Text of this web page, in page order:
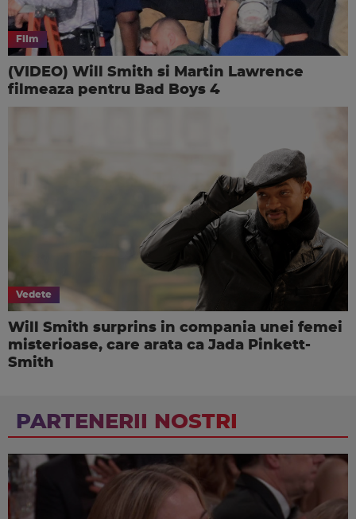
Film
(VIDEO) Will Smith si Martin Lawrence
filmeaza pentru Bad Boys 4
Vedete
Will Smith surprins in compania unei femei
misterioase, care arata ca Jada Pinkett-
Smith
PARTENERII NOSTRI